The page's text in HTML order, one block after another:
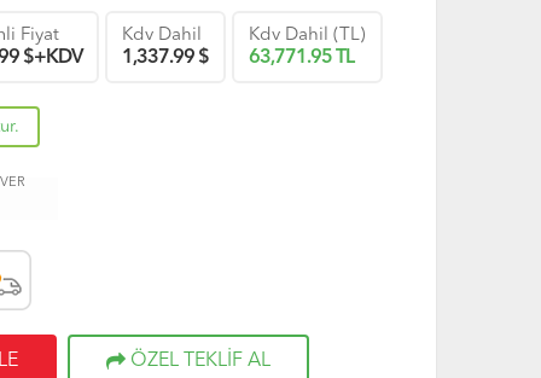
Fiyat
$+KDV
Kdv Dahil
1,337.99 $
Kdv Dahil (TL)
63,771.95 TL
ÖZEL TEKLİF AL